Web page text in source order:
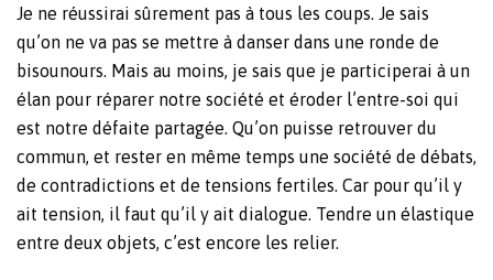
Je ne réussirai sûrement pas à tous les coups. Je sais
qu’on ne va pas se mettre à danser dans une ronde de
bisounours. Mais au moins, je sais que je participerai à un
élan pour réparer notre société et éroder l’entre-soi qui
est notre défaite partagée. Qu’on puisse retrouver du
commun, et rester en même temps une société de débats,
de contradictions et de tensions fertiles. Car pour qu’il y
ait tension, il faut qu’il y ait dialogue. Tendre un élastique
entre deux objets, c’est encore les relier.